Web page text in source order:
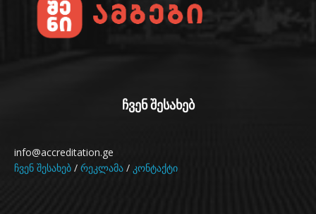
ჩვენ შესახებ
info@accreditation.ge
ჩვენ შესახებ / რეკლამა / კონტაქტი